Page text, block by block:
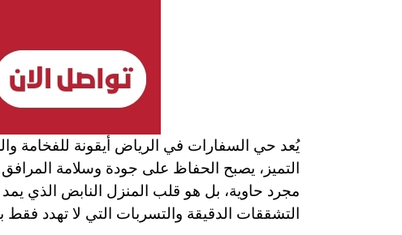
يُعد حي السفارات في الرياض أيقونة للفخامة
التميز، يصبح الحفاظ على جودة وسلامة
مجرد حاوية، بل هو قلب المنزل النابض الذي
التشققات الدقيقة والتسربات التي لا تهدد فقط